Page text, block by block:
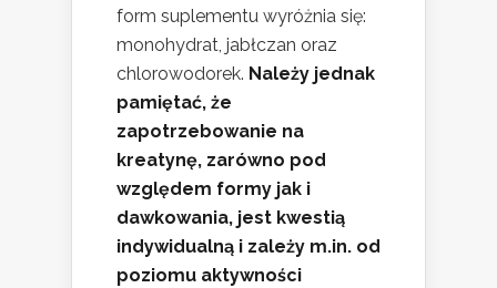
form suplementu wyróżnia się:
monohydrat, jabłczan oraz
chlorowodorek. Należy jednak
pamiętać, że
zapotrzebowanie na
kreatynę, zarówno pod
względem formy jak i
dawkowania, jest kwestią
indywidualną i zależy m.in. od
poziomu aktywności